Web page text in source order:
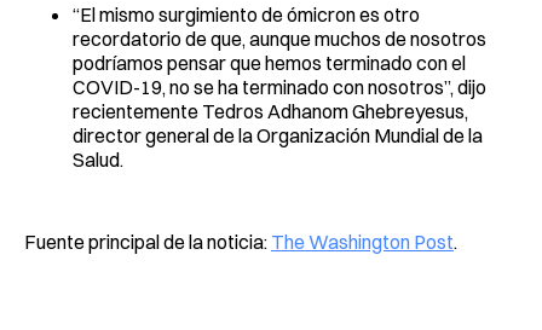
“El mismo surgimiento de ómicron es otro
recordatorio de que, aunque muchos de nosotros
podríamos pensar que hemos terminado con el
COVID-19, no se ha terminado con nosotros”, dijo
recientemente Tedros Adhanom Ghebreyesus,
director general de la Organización Mundial de la
Salud.
Fuente principal de la noticia: The Washington Post.